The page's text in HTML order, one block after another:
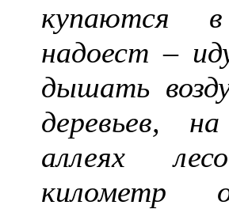
купаются
надоест –
дышать
деревьев,
аллеях
километр